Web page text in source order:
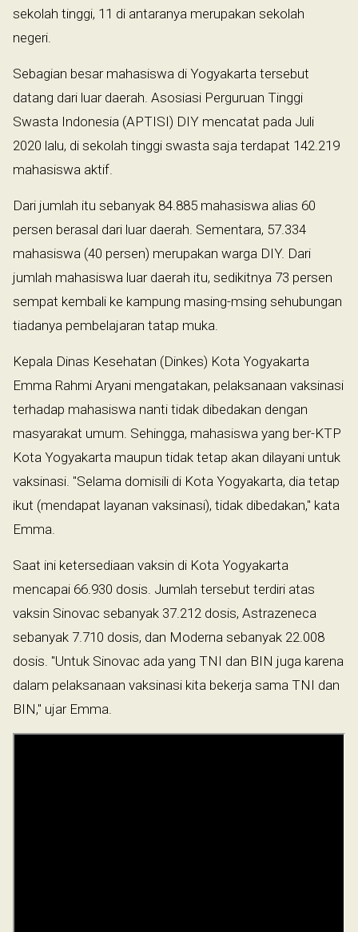
sekolah tinggi, 11 di antaranya merupakan sekolah
negeri.
Sebagian besar mahasiswa di Yogyakarta tersebut
datang dari luar daerah. Asosiasi Perguruan Tinggi
Swasta Indonesia (APTISI) DIY mencatat pada Juli
2020 lalu, di sekolah tinggi swasta saja terdapat 142.219
mahasiswa aktif.
Dari jumlah itu sebanyak 84.885 mahasiswa alias 60
persen berasal dari luar daerah. Sementara, 57.334
mahasiswa (40 persen) merupakan warga DIY. Dari
jumlah mahasiswa luar daerah itu, sedikitnya 73 persen
sempat kembali ke kampung masing-msing sehubungan
tiadanya pembelajaran tatap muka.
Kepala Dinas Kesehatan (Dinkes) Kota Yogyakarta
Emma Rahmi Aryani mengatakan, pelaksanaan vaksinasi
terhadap mahasiswa nanti tidak dibedakan dengan
masyarakat umum. Sehingga, mahasiswa yang ber-KTP
Kota Yogyakarta maupun tidak tetap akan dilayani untuk
vaksinasi. "Selama domisili di Kota Yogyakarta, dia tetap
ikut (mendapat layanan vaksinasi), tidak dibedakan," kata
Emma.
Saat ini ketersediaan vaksin di Kota Yogyakarta
mencapai 66.930 dosis. Jumlah tersebut terdiri atas
vaksin Sinovac sebanyak 37.212 dosis, Astrazeneca
sebanyak 7.710 dosis, dan Moderna sebanyak 22.008
dosis. "Untuk Sinovac ada yang TNI dan BIN juga karena
dalam pelaksanaan vaksinasi kita bekerja sama TNI dan
BIN," ujar Emma.